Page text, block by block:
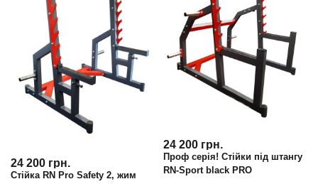
24 200 грн.
Стійка RN Pro Safety 2, жим
24 200 грн.
Проф серія! Стійки під штангу
RN-Sport black PRO